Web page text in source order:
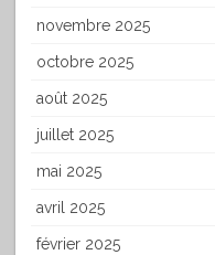
novembre 2025
octobre 2025
août 2025
juillet 2025
mai 2025
avril 2025
février 2025